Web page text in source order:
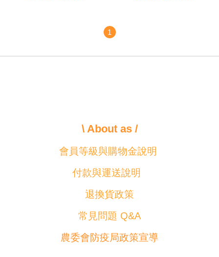
1
\ About as /
會員等級與購物金說明
付款與運送說明
退換貨政策
常見問題 Q&A
農委會防疫局政策宣導